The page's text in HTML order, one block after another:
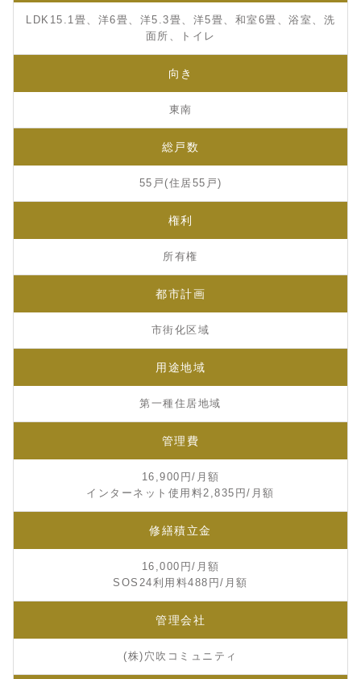
LDK15.1畳、洋6畳、洋5.3畳、洋5畳、和室6畳、浴室、洗
面所、トイレ
向き
東南
総戸数
55戸(住居55戸)
権利
所有権
都市計画
市街化区域
用途地域
第一種住居地域
管理費
16,900円/月額
インターネット使用料2,835円/月額
修繕積立金
16,000円/月額
SOS24利用料488円/月額
管理会社
(株)穴吹コミュニティ